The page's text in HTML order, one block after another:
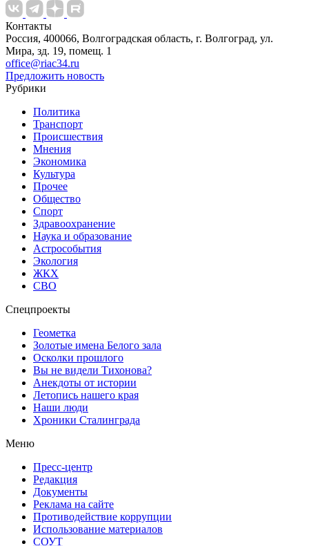
Контакты
Россия, 400066, Волгоградская область, г. Волгоград, ул.
Мира, зд. 19, помещ. 1
office@riac34.ru
Предложить новость
Рубрики
Политика
Транспорт
Происшествия
Мнения
Экономика
Культура
Прочее
Общество
Спорт
Здравоохранение
Наука и образование
Астрособытия
Экология
ЖКХ
СВО
Спецпроекты
Геометка
Золотые имена Белого зала
Осколки прошлого
Вы не видели Тихонова?
Анекдоты от истории
Летопись нашего края
Наши люди
Хроники Сталинграда
Меню
Пресс-центр
Редакция
Документы
Реклама на сайте
Противодействие коррупции
Использование материалов
СОУТ